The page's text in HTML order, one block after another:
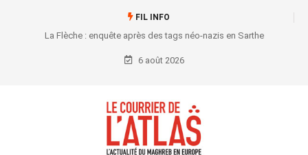
FIL INFO
La Flèche : enquête après des tags néo-nazis en Sarthe
6 août 2026